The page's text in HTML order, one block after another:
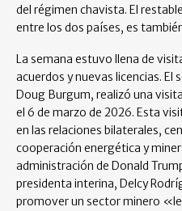
del régimen chavista. El
entre los dos países, es
La semana estuvo llena de
acuerdos y nuevas licencias. El
Doug Burgum, realizó una
el 6 de marzo de 2026. Esta
en las relaciones bilaterales,
cooperación energética y
administración de Donald
presidenta interina, Delcy
promover un sector minero